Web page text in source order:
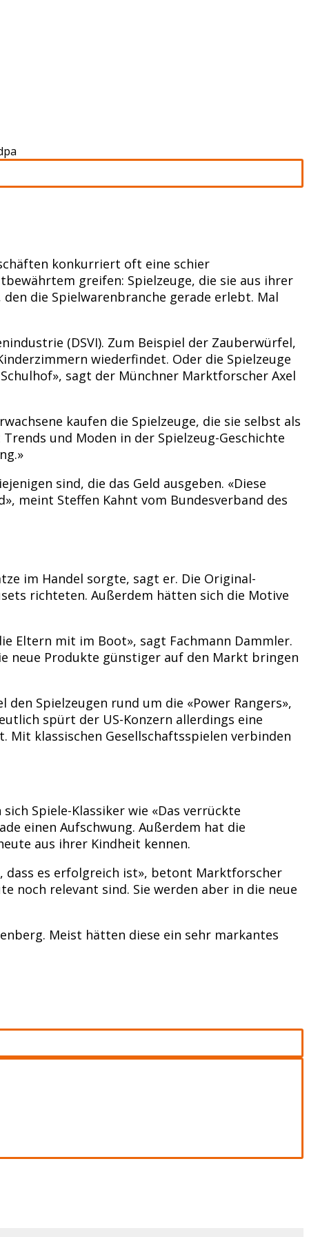
konkurriert oft eine schier
greifen: Spielzeuge, die sie aus ihrer
die Spielwarenbranche gerade erlebt. Mal
(DSVI). Zum Beispiel der Zauberwürfel,
wiederfindet. Oder die Spielzeuge
sagt der Münchner Marktforscher Axel
kaufen die Spielzeuge, die sie selbst als
und Moden in der Spielzeug-Geschichte
sind, die das Geld ausgeben. «Diese
meint Steffen Kahnt vom Bundesverband des
im Handel sorgte, sagt er. Die Original-
richteten. Außerdem hätten sich die Motive
Eltern mit im Boot», sagt Fachmann Dammler.
neue Produkte günstiger auf den Markt bringen
Spielzeugen rund um die «Power Rangers»,
spürt der US-Konzern allerdings eine
Mit klassischen Gesellschaftsspielen verbinden
Spiele-Klassiker wie «Das verrückte
einen Aufschwung. Außerdem hat die
aus ihrer Kindheit kennen.
dass es erfolgreich ist», betont Marktforscher
noch relevant sind. Sie werden aber in die neue
Meist hätten diese ein sehr markantes